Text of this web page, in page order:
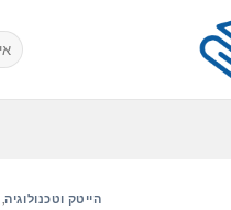
הייטק וטכנולוגיה,